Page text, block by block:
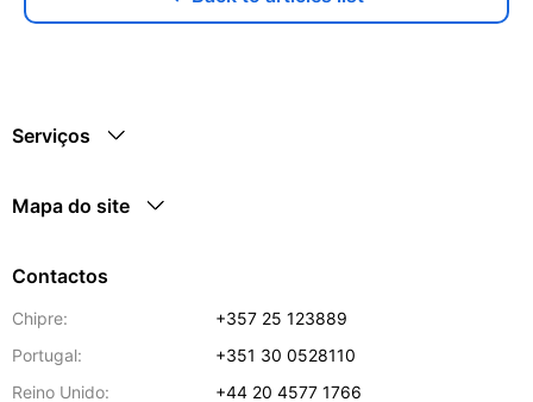
Serviços
Mapa do site
Contactos
Chipre:
+357 25 123889
Portugal:
+351 30 0528110
Reino Unido:
+44 20 4577 1766